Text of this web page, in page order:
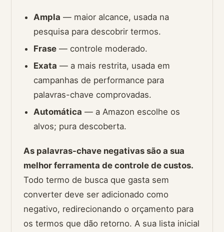
Ampla — maior alcance, usada na
pesquisa para descobrir termos.
Frase — controle moderado.
Exata — a mais restrita, usada em
campanhas de performance para
palavras-chave comprovadas.
Automática — a Amazon escolhe os
alvos; pura descoberta.
As palavras-chave negativas são a sua
melhor ferramenta de controle de custos.
Todo termo de busca que gasta sem
converter deve ser adicionado como
negativo, redirecionando o orçamento para
os termos que dão retorno. A sua lista inicial